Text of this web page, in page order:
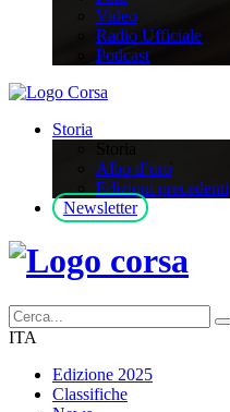
Video
Radio Ufficiale
Podcast
Storia
Albo d’oro
Edizioni precedenti
Newsletter
ITA
Edizione 2025
Classifiche